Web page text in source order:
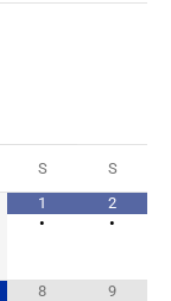
S
S
1
•
2
•
8 9